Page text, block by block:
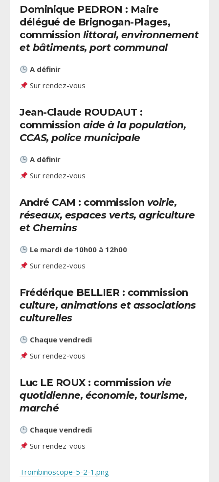
Dominique PEDRON : Maire
délégué de Brignogan-Plages,
commission littoral, environnement
et bâtiments, port communal
A définir
Sur rendez-vous
Jean-Claude ROUDAUT :
commission aide à la population,
CCAS, police municipale
A définir
Sur rendez-vous
André CAM : commission voirie,
réseaux, espaces verts, agriculture
et Chemins
Le mardi de 10h00 à 12h00
Sur rendez-vous
Frédérique BELLIER : commission
culture, animations et associations
culturelles
Chaque vendredi
Sur rendez-vous
Luc LE ROUX : commission vie
quotidienne, économie, tourisme,
marché
Chaque vendredi
Sur rendez-vous
Trombinoscope-5-2-1.png